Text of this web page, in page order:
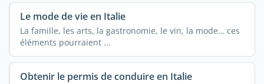
Le mode de vie en Italie
La famille, les arts, la gastronomie, le vin, la mode… ces
éléments pourraient ...
Obtenir le permis de conduire en Italie